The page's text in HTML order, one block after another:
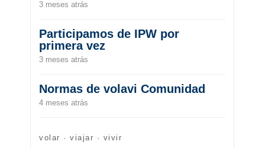
3 meses atrás
Participamos de IPW por
primera vez
3 meses atrás
Normas de volavi Comunidad
4 meses atrás
volar · viajar · vivir